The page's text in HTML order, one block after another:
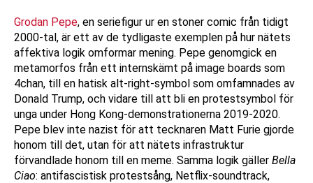
Grodan Pepe, en seriefigur ur en stoner comic från tidigt
2000-tal, är ett av de tydligaste exemplen på hur nätets
affektiva logik omformar mening. Pepe genomgick en
metamorfos från ett internskämt på image boards som
4chan, till en hatisk alt-right-symbol som omfamnades av
Donald Trump, och vidare till att bli en protestsymbol för
unga under Hong Kong-demonstrationerna 2019-2020.
Pepe blev inte nazist för att tecknaren Matt Furie gjorde
honom till det, utan för att nätets infrastruktur
förvandlade honom till en meme. Samma logik gäller Bella
Ciao: antifascistisk protestsång, Netflix-soundtrack,